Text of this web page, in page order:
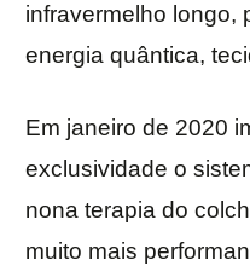
infravermelho longo,
energia quântica,
Em janeiro de 2020
exclusividade o
nona terapia do
muito mais